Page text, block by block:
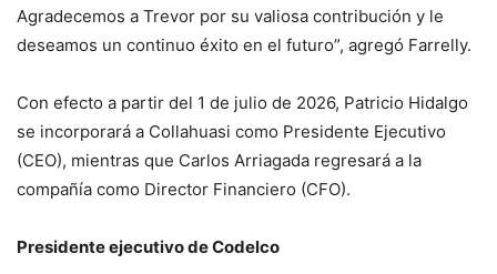
Agradecemos a Trevor por su valiosa contribución y le
deseamos un continuo éxito en el futuro”, agregó Farrelly.
Con efecto a partir del 1 de julio de 2026, Patricio Hidalgo
se incorporará a Collahuasi como Presidente Ejecutivo
(CEO), mientras que Carlos Arriagada regresará a la
compañía como Director Financiero (CFO).
Presidente ejecutivo de Codelco